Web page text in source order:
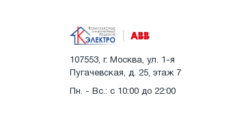
107553, г. Москва, ул. 1-я
Пугачевская, д. 25, этаж 7
Пн. - Вс.: с 10:00 до 22:00